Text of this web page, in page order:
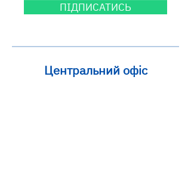
ПІДПИСАТИСЬ
Центральний офіс